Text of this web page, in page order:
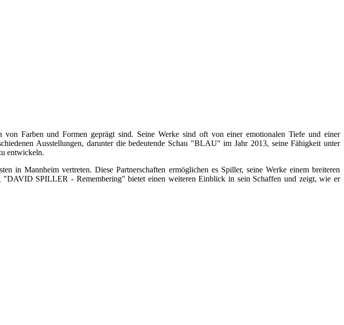
Farben und Formen geprägt sind. Seine Werke sind oft von einer emotionalen Tiefe und einer
Ausstellungen, darunter die bedeutende Schau "BLAU" im Jahr 2013, seine Fähigkeit unter
entwickeln.
Mannheim vertreten. Diese Partnerschaften ermöglichen es Spiller, seine Werke einem breiteren
SPILLER - Remembering" bietet einen weiteren Einblick in sein Schaffen und zeigt, wie er